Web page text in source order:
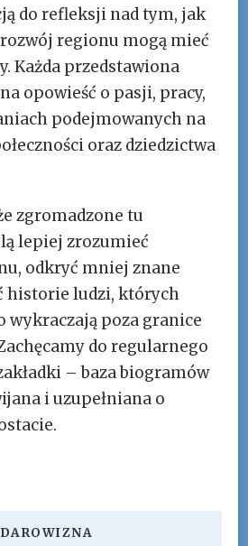
do refleksji nad tym, jak
regionu mogą mieć
Każda przedstawiona
opowieść o pasji, pracy,
podejmowanych na
oraz dziedzictwa
zgromadzone tu
lepiej zrozumieć
odkryć mniej znane
historie ludzi, których
wykraczają poza granice
do regularnego
– baza biogramów
i uzupełniana o
DAROWIZNA